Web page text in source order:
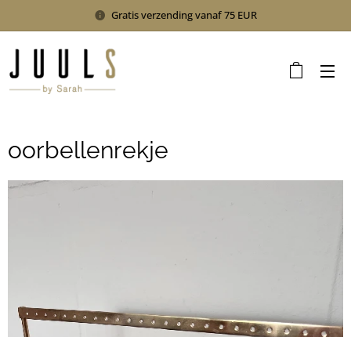
Gratis verzending vanaf 75 EUR
oorbellenrekje